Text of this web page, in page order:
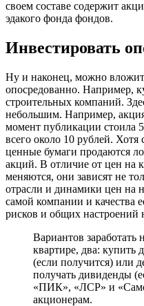
своем составе содержит
эдакого фонда фондов.
Инвестировать
Ну и наконец, можно
опосредованно. Например,
строительных компаний.
небольшим. Например,
момент публикации стоила
всего около 10 рублей.
ценные бумаги продаются
акций. В отличие от цен на
меняются, они зависят не
отрасли и динамики цен на
самой компании и качества
рисков и общих настроений
Вариантов заработать
квартире, два: купить
(если получится) или
получать дивиденды
«ПИК», «ЛСР» и
акционерам.